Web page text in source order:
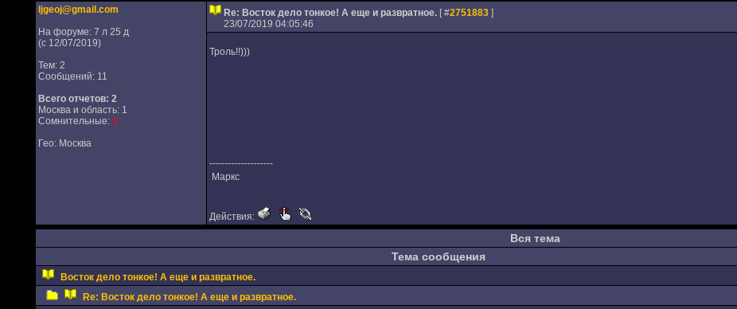
ljgeoj@gmail.com
На форуме: 7 л 25 д
(с 12/07/2019)
Тем: 2
Сообщений: 11
Всего отчетов: 2
Москва и область: 1
Сомнительные: 1
Гео: Москва
Re: Восток дело тонкое! А еще и развратное. [ #2751883]
23/07/2019 04:05:46
Троль!!)))
--------------------
Маркс
Действия:
Вся тема
Тема сообщения
Восток дело тонкое! А еще и развратное.
Re: Восток дело тонкое! А еще и развратное.